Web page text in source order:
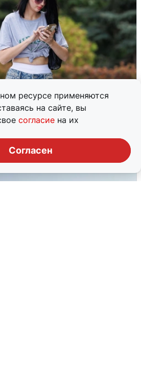
ресурсе применяются
на сайте, вы
согласие на их
Согласен
без